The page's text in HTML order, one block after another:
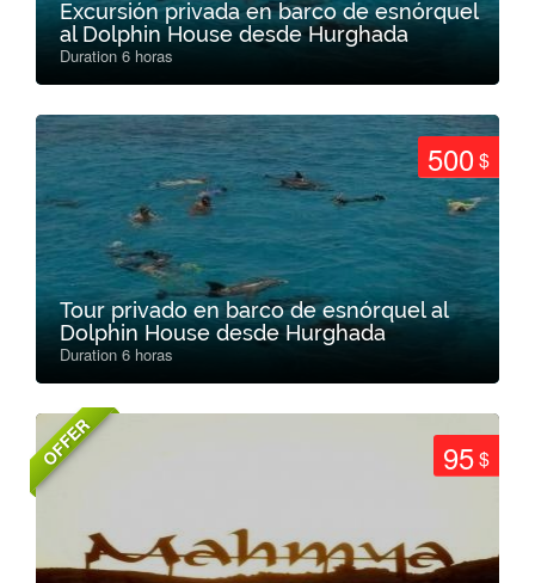
Excursión privada en barco de esnórquel
al Dolphin House desde Hurghada
Duration 6 horas
500$
Tour privado en barco de esnórquel al
Dolphin House desde Hurghada
Duration 6 horas
OFFER 95$